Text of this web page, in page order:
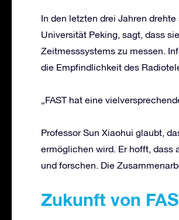
In den letzten drei Jahren
Universität Peking, sagt, dass
Zeitmesssystems zu messen.
die Empfindlichkeit des
„FAST hat eine
Professor Sun Xiaohui glaubt,
ermöglichen wird. Er hofft, dass
und forschen. Die
Zukunft von